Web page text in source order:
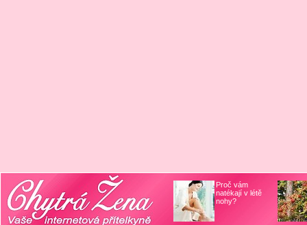
Proč vám
natékají v létě
nohy?